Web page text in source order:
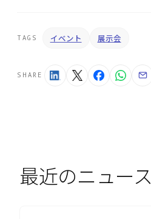
TAGS イベント 展示会
SHARE
最近のニュース